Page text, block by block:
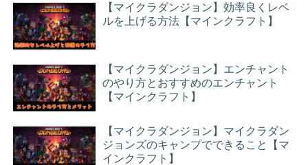
【マイクラダンジョン】効率良くレベ
ルを上げる方法【マインクラフト】
【マイクラダンジョン】エンチャント
のやり方とおすすめのエンチャント
【マインクラフト】
【マイクラダンジョン】マイクラダン
ジョンズのキャンプでできること【マ
インクラフト】